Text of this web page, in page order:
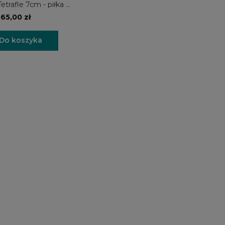
7cm - piłka na
przysmaki
65,00 zł
Do koszyka